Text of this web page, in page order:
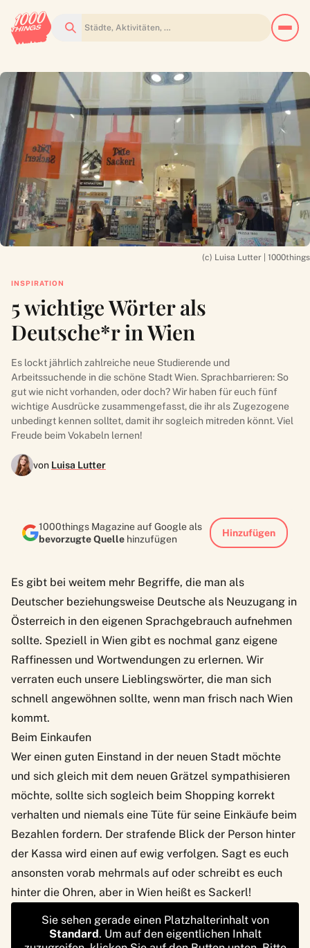
Suchen
(c) Luisa Lutter | 1000things
INSPIRATION
5 wichtige Wörter als
Deutsche*r in Wien
Es lockt jährlich zahlreiche neue Studierende und
Arbeitssuchende in die schöne Stadt Wien. Sprachbarrieren: So
gut wie nicht vorhanden, oder doch? Wir haben für euch fünf
wichtige Ausdrücke zusammengefasst, die ihr als Zugezogene
unbedingt kennen solltet, damit ihr sogleich mitreden könnt. Viel
Freude beim Vokabeln lernen!
von Luisa Lutter
1000things Magazine auf Google als
bevorzugte Quelle hinzufügen
Hinzufügen
Es gibt bei weitem mehr Begriffe, die man als
Deutscher beziehungsweise Deutsche als Neuzugang in
Österreich in den eigenen Sprachgebrauch aufnehmen
sollte. Speziell in Wien gibt es nochmal ganz eigene
Raffinessen und Wortwendungen zu erlernen. Wir
verraten euch unsere Lieblingswörter, die man sich
schnell angewöhnen sollte, wenn man frisch nach Wien
kommt.
Beim Einkaufen
Wer einen guten Einstand in der neuen Stadt möchte
und sich gleich mit dem neuen Grätzel sympathisieren
möchte, sollte sich sogleich beim Shopping korrekt
verhalten und niemals eine Tüte für seine Einkäufe beim
Bezahlen fordern. Der strafende Blick der Person hinter
der Kassa wird einen auf ewig verfolgen. Sagt es euch
ansonsten vorab mehrmals auf oder schreibt es euch
hinter die Ohren, aber in Wien heißt es Sackerl!
Sie sehen gerade einen Platzhalterinhalt von
Standard. Um auf den eigentlichen Inhalt